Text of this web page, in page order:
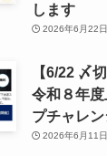
します
2026年6月22日
【6/22
令和８年
プチャレ
2026年6月11日